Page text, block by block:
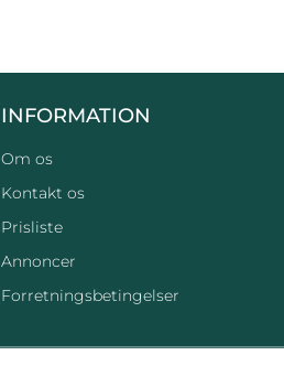
INFORMATION
Om os
Kontakt os
Prisliste
Annoncer
Forretningsbetingelser